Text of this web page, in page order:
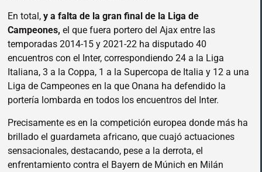
En total, y a falta de la gran final de la Liga de
Campeones, el que fuera portero del Ajax entre las
temporadas 2014-15 y 2021-22 ha disputado 40
encuentros con el Inter, correspondiendo 24 a la Liga
Italiana, 3 a la Coppa, 1 a la Supercopa de Italia y 12 a una
Liga de Campeones en la que Onana ha defendido la
portería lombarda en todos los encuentros del Inter.
Precisamente es en la competición europea donde más ha
brillado el guardameta africano, que cuajó actuaciones
sensacionales, destacando, pese a la derrota, el
enfrentamiento contra el Bayern de Múnich en Milán